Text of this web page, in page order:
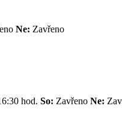
Ne: Zavřeno
hod. So: Zavřeno Ne: